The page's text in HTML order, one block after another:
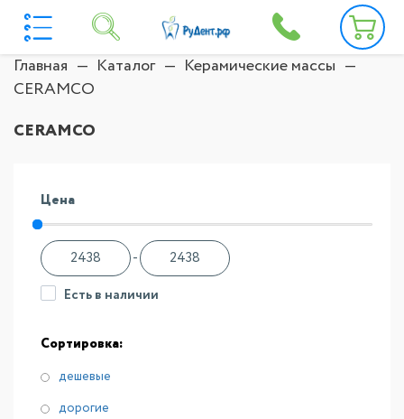
Главная Каталог
Керамические массы
CERAMCO
CERAMCO
Цена
-
Есть в наличии
Сортировка:
дешевые
дорогие